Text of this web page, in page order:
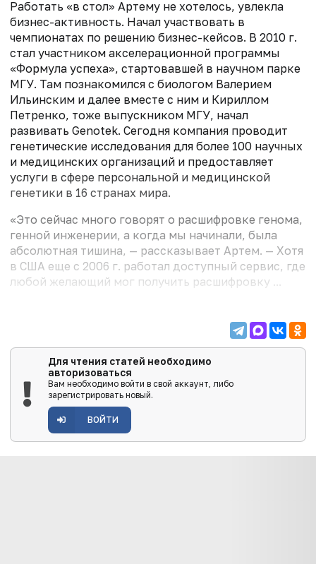
Работать «в стол» Артему не хотелось, увлекла
бизнес-активность. Начал участвовать в
чемпионатах по решению бизнес-кейсов. В 2010 г.
стал участником акселерационной программы
«Формула успеха», стартовавшей в научном парке
МГУ. Там познакомился с биологом Валерием
Ильинским и далее вместе с ним и Кириллом
Петренко, тоже выпускником МГУ, начал
развивать Genotek. Сегодня компания проводит
генетические исследования для более 100 научных
и медицинских организаций и предоставляет
услуги в сфере персональной и медицинской
генетики в 16 странах мира.
«Это сейчас много говорят о расшифровке генома,
генной инженерии, а когда мы начинали, была
абсолютная тишина, — рассказывает Артем. — Хотя
в США еще с 2006 г. работал доступный сервис, где
любой желающий мог получить расшифровку ...
Для чтения статей необходимо
авторизоваться
Вам необходимо войти в свой аккаунт, либо
зарегистрировать новый.
ВОЙТИ